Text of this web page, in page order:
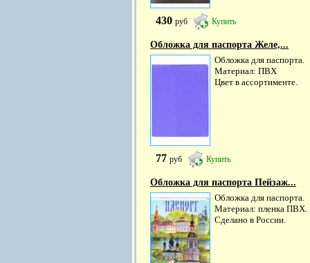
430 руб Купить
Обложка для паспорта Желе,...
Обложка для паспорта.
Материал: ПВХ
Цвет в ассортименте.
77 руб Купить
Обложка для паспорта Пейзаж...
Обложка для паспорта.
Материал: пленка ПВХ.
Сделано в России.